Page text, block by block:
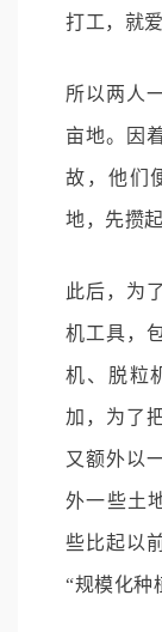
打工，就
所以两人
亩地。因
故，他们
地，先攒
此后，为
机工具，
机、脱粒
加，为了
又额外以
外一些土
些比起以
“规模化种